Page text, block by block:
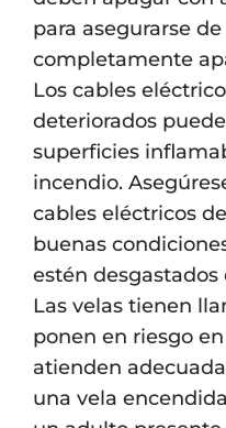
para asegurarse
completamente
Los cables
deteriorados
superficies
incendio.
cables eléctricos
buenas
estén desgastados
Las velas tienen
ponen en riesgo
atienden
una vela